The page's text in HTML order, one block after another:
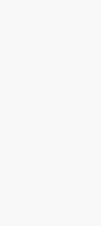
Sie ist in der
Ambiente ist
(VDG),
September,
Zeichen des
Frische Ideen
Gewinner
September um